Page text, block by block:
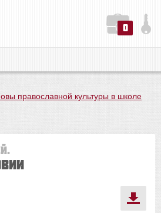
0
православной культуры в школе